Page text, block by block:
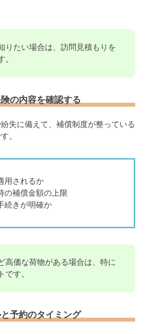
りたい場合は、訪問見積もりを
。
の内容を確認する
失に備えて、補償制度が整っている
。
用されるか
の補償金額の上限
続きが明確か
高価な荷物がある場合は、特に
です。
予約のタイミング